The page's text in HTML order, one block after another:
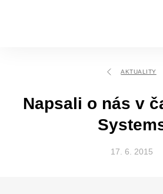
AKTUALITY
Napsali o nás v
17. 6. 2015